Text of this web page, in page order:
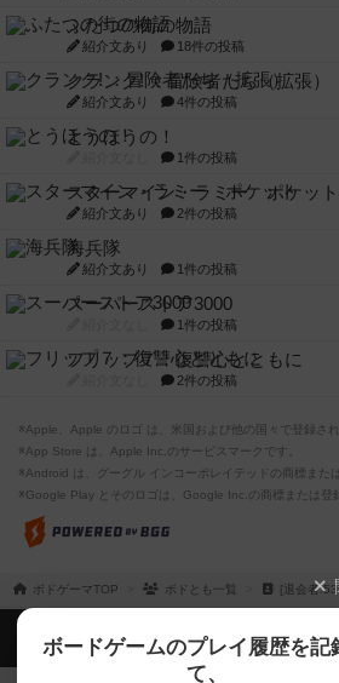
ふたつの街の物語
紹介文あり 18件の投稿
クランク! ：冒険者たち（拡張）
紹介文あり 4件の投稿
とうほうの！
1件の投稿
スターマイン・ラミー ポケット
紹介文あり 2件の投稿
海兵隊
紹介文あり 1件の投稿
スーパーストア3000
1件の投稿
フリップ７：復讐心とともに
2件の投稿
※Apple、Apple のロゴ は、米国および他の国々で登録さ
※App Store は、Apple Inc.のサービスマークです。
※Android は、グーグル インコーポレイテッドの商標また
※Google Play とそのロゴは、Google Inc.の商標または登
ボドゲーマTOP ボドとも一覧 [退会者
ボードゲームのプレイ履歴を記
て、
ボドゲーマTOP